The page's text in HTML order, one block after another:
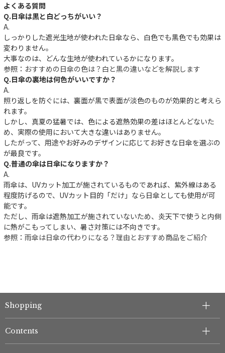
よくある質問
Q.日傘は黒と白どっちがいい？
A.
しっかりした遮光生地が使われた日傘なら、白色でも黒色でも効果は
変わりません。
大事なのは、どんな生地が使われているかになります。
参照： おすすめの日傘の色は？白と黒の違いなどを解説します
Q.日傘の裏地は何色がいいですか？
A.
照り返しを防ぐには、裏面が黒で表面が淡色のものが効果的と考えら
れます。
しかし、真夏の猛暑では、色による遮熱効果の差はほとんどないた
め、実際の使用において大きな違いはありません。
したがって、用途やお好みのデザインに応じてお好きな日傘を選ぶの
が最良です。
Q.普通の傘は日傘になりますか？
A.
雨傘は、UVカット加工が施されているものであれば、紫外線はある
程度防げるので、UVカット目的「だけ」なら日傘としても使用が可
能です。
ただし、雨傘は遮熱加工が施されていないため、炎天下で使うと内側
に熱がこもってしまい、暑さ対策には不向きです。
参照： 雨傘は日傘の代わりになる？理由とおすすめ商品をご紹介
Shopping
Contents